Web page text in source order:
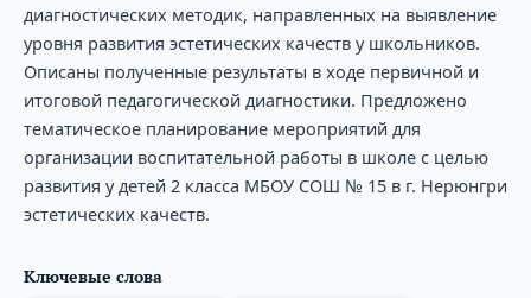
диагностических методик, направленных на выявление
уровня развития эстетических качеств у школьников.
Описаны полученные результаты в ходе первичной и
итоговой педагогической диагностики. Предложено
тематическое планирование мероприятий для
организации воспитательной работы в школе с целью
развития у детей 2 класса МБОУ СОШ № 15 в г. Нерюнгри
эстетических качеств.
Ключевые слова